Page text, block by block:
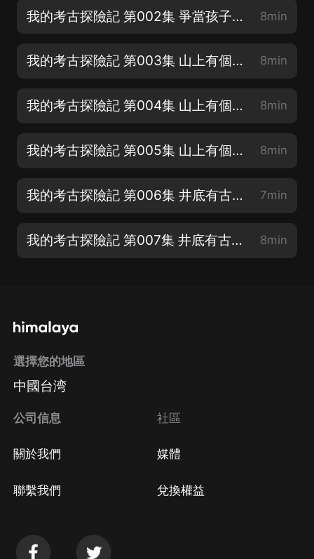
我的考古探險記 第002集 爭當孩子王2【專輯五星好評抽年會員~】 8min
我的考古探險記 第003集 山上有個古井1【求月票，評論，分享】 8min
我的考古探險記 第004集 山上有個古井2【求月票，評論，分享】 8min
我的考古探險記 第005集 山上有個古井3【求月票，評論，分享】 8min
我的考古探險記 第006集 井底有古墓？1【求月票，評論，分享】 7min
我的考古探險記 第007集 井底有古墓？2【求月票，評論，分享】 8min
選擇您的地區
中國台湾
公司信息
關於我們
聯繫我們
社區
媒體
兌換權益